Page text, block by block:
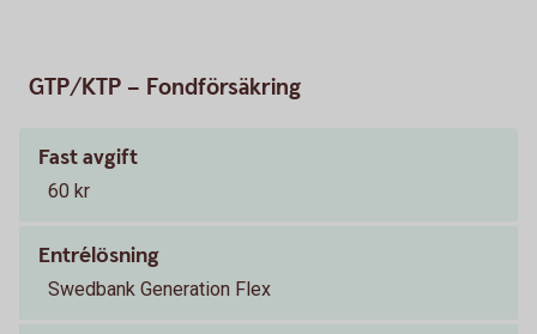
GTP/KTP – Fondförsäkring
Fast avgift
60 kr
Entrélösning
Swedbank Generation Flex